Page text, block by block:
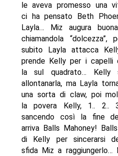
le aveva promesso una
ci ha pensato Beth
Layla… Miz augura
chiamandola
subito Layla attacca
prende Kelly per i
la sul quadrato… Kelly
allontanarla, ma Layla
una sorta di claw, poi
la povera Kelly, 1.. 2..
sancendo così la fine
arriva Balls Mahoney!
di Kelly per sincerarsi
sfida Miz a